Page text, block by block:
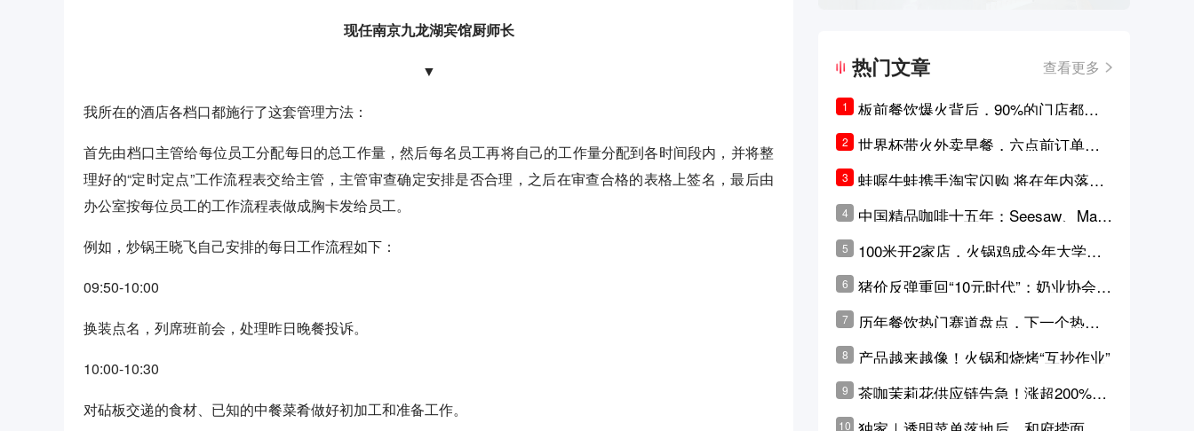
现任南京九龙湖宾馆厨师长
▼
我所在的酒店各档口都施行了这套管理方法：
首先由档口主管给每位员工分配每日的总工作量，然后每名员工再将自己的工作量分配到各时间段内，并将整
理好的“定时定点”工作流程表交给主管，主管审查确定安排是否合理，之后在审查合格的表格上签名，最后由
办公室按每位员工的工作流程表做成胸卡发给员工。
例如，炒锅王晓飞自己安排的每日工作流程如下：
09:50-10:00
换装点名，列席班前会，处理昨日晚餐投诉。
10:00-10:30
对砧板交递的食材、已知的中餐菜肴做好初加工和准备工作。
热门文章 查看更多
1
板前餐饮爆火背后，90%的门店都只
是徒有其表的刻意作秀？
2
世界杯带火外卖早餐，六点前订单大
涨超5成，巴西比赛成“早餐带货王”
3
蛙喔牛蛙携手淘宝闪购 将在年内落地3
4
中国精品咖啡十五年：Seesaw、Man
ner、M Stand为何结出了不同的果
实？
5
100米开2家店，火锅鸡成今年大学城
6
猪价反弹重回“10元时代”；奶业协会称
原奶价格现回暖迹象
7
历年餐饮热门赛道盘点，下一个热门
8 产品越来越像！火锅和烧烤“互抄作业”
9
茶咖茉莉花供应链告急！涨超200%，
横州花价冲破50元一斤
10